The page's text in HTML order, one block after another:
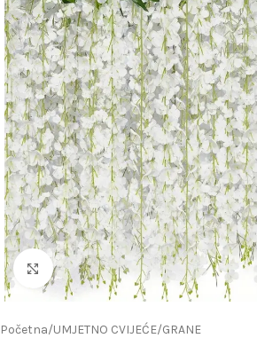
Click to enlarge
Početna/UMJETNO CVIJEĆE/GRANE